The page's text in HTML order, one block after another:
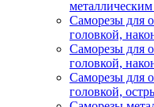
Саморезы для
головкой,
Саморезы для
головкой,
Саморезы для
головкой,